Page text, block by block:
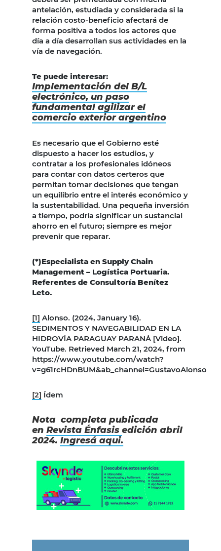
antelación, estudiada y considerada si la
relación costo-beneficio afectará de
forma positiva a todos los actores que
día a día desarrollan sus actividades en la
vía de navegación.
Te puede interesar:
Implementación del B/L
electrónico, un paso
fundamental agilizar el
comercio exterior argentino
Es necesario que el Gobierno esté
dispuesto a hacer los estudios, y
contratar a los profesionales idóneos
para contar con datos certeros que
permitan tomar decisiones que tengan
un equilibrio entre el interés económico y
la sustentabilidad. Una pequeña inversión
a tiempo, podría significar un sustancial
ahorro en el futuro; siempre es mejor
prevenir que reparar.
(*)Especialista en Supply Chain
Management – Logística Portuaria.
Referentes de Consultoría Benítez
Leto.
[1] Alonso. (2024, January 16).
SEDIMENTOS Y NAVEGABILIDAD EN LA
HIDROVÍA PARAGUAY PARANÁ [Video].
YouTube. Retrieved March 21, 2024, from
https://www.youtube.com/watch?
v=g61rcHDnBUM&ab_channel=GustavoAlonso
[2] Ídem
Nota completa publicada
en Revista Énfasis edición abril
2024. Ingresá aqui.